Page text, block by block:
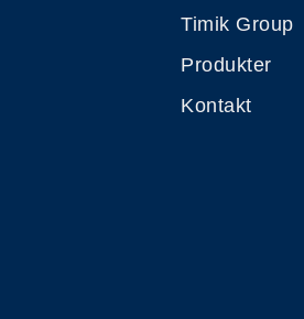
Timik Group
Produkter
Kontakt